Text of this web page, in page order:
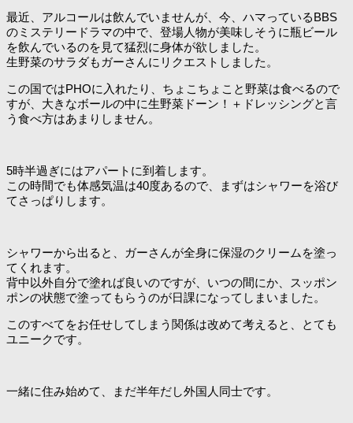
最近、アルコールは飲んでいませんが、今、ハマっているBBS
のミステリードラマの中で、登場人物が美味しそうに瓶ビール
を飲んでいるのを見て猛烈に身体が欲しました。
生野菜のサラダもガーさんにリクエストしました。
この国ではPHOに入れたり、ちょこちょこと野菜は食べるので
すが、大きなボールの中に生野菜ドーン！＋ドレッシングと言
う食べ方はあまりしません。
5時半過ぎにはアパートに到着します。
この時間でも体感気温は40度あるので、まずはシャワーを浴び
てさっぱりします。
シャワーから出ると、ガーさんが全身に保湿のクリームを塗っ
てくれます。
背中以外自分で塗れば良いのですが、いつの間にか、スッポン
ポンの状態で塗ってもらうのが日課になってしまいました。
このすべてをお任せしてしまう関係は改めて考えると、とても
ユニークです。
一緒に住み始めて、まだ半年だし外国人同士です。